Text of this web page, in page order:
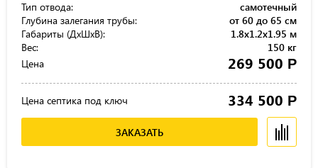
Тип отвода:
самотечный
Глубина залегания трубы:
от 60 до 65 см
Габариты (ДхШхВ):
1.8x1.2x1.95 м
Вес:
150 кг
Цена
269 500 Р
Цена септика под ключ 334 500 Р
ЗАКАЗАТЬ